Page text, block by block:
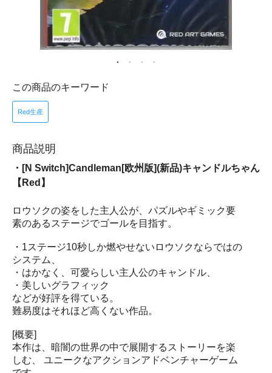
この商品のキーワード
Red生産
商品説明
・[N Switch]Candleman[欧州版](新品)キャンドルちゃん
【Red】
ロウソクの姿をした主人公が、パズルやギミック要
素のあるステージでゴールを目指す。
・1ステージ10秒しか燃やせないロウソクならではの
システム、
・はかなく、可愛らしい主人公のキャンドル、
・美しいグラフィック
などが好評を得ている。
難易度はそれほど高くない作品。
[概要]
本作は、暗闇の世界の中で展開するストーリーを楽
しむ、 ユニークなアクションアドベンチャーゲーム